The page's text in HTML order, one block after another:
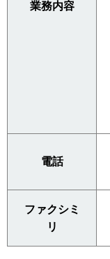
業務内容
電話
ファクシミ
リ